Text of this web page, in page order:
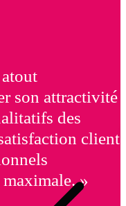
son attractivité
des
client
»